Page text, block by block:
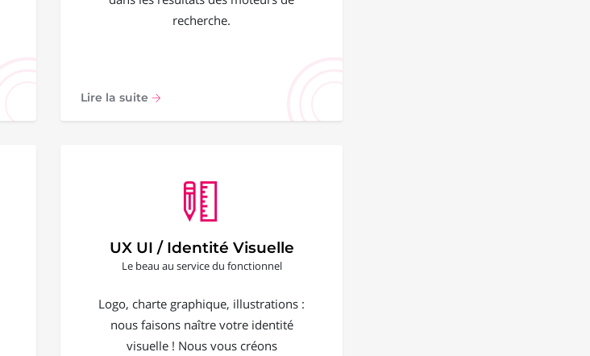
recherche.
Lire la suite
UX UI / Identité Visuelle
Le beau au service du fonctionnel
Logo, charte graphique, illustrations :
nous faisons naître votre identité
visuelle ! Nous vous créons